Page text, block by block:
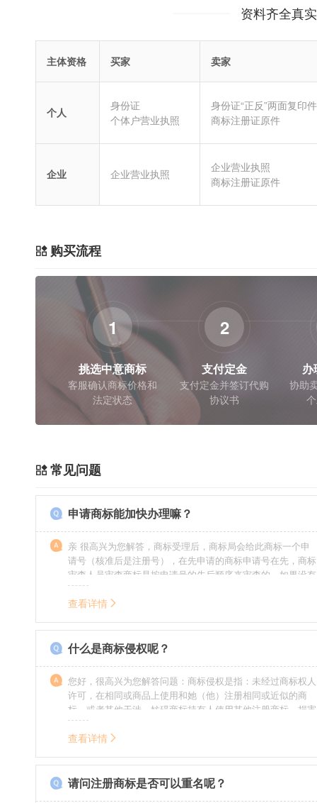
资料齐全真
主体资格 买家 卖家
个人
身份证
个体户营业执照
身份证“正反”两面复印件
商标注册证原件
企业 企业营业执照
企业营业执照
商标注册证原件
购买流程
1
挑选中意商标
客服确认商标价格和
法定状态
2
支付定金
支付定金并签订代购
协议书
办
协助
常见问题
申请商标能加快办理嘛？
亲 很高兴为您解答，商标受理后，商标局会给此商标一个申
请号（核准后是注册号），在先申请的商标申请号在先，商标
审查人员审查商标是按申请号的先后顺序来审查的，如果没有
特殊情况（受理案件需要，被异议等），不会延迟也不会提
前。
查看详情
什么是商标侵权呢？
您好，很高兴为您解答问题：商标侵权是指：未经过商标权人
许可，在相同或商品上使用和她（他）注册相同或近似的商
标，或者其他干涉、妨碍商标持有人使用其他注册商标，损害
商标持有人合法权益的其他行为。侵权的人通常需要承担侵权
的责任，明知侵权的行为的人要承担赔偿的责任。情节严重
查看详情
请问注册商标是否可以重名呢？